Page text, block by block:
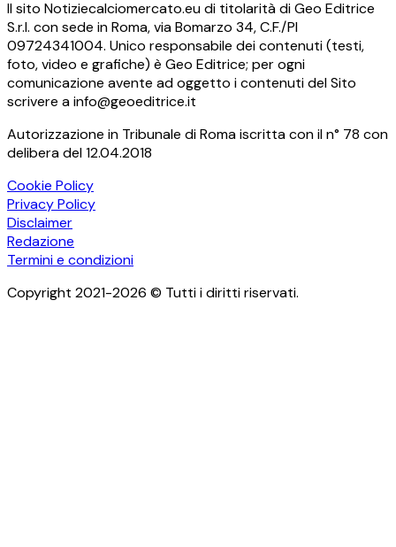
Il sito Notiziecalciomercato.eu di titolarità di Geo Editrice
S.r.l. con sede in Roma, via Bomarzo 34, C.F./PI
09724341004. Unico responsabile dei contenuti (testi,
foto, video e grafiche) è Geo Editrice; per ogni
comunicazione avente ad oggetto i contenuti del Sito
scrivere a info@geoeditrice.it
Autorizzazione in Tribunale di Roma iscritta con il n° 78 con
delibera del 12.04.2018
Cookie Policy
Privacy Policy
Disclaimer
Redazione
Termini e condizioni
Copyright 2021-2026 © Tutti i diritti riservati.